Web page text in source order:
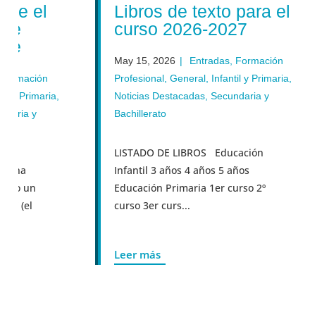
,
Libros de texto para el
curso 2026-2027
May 15, 2026 | Entradas,Formación
Profesional,General ,Infantil y Primaria ,
Noticias Destacadas,Secundaria y
Bachillerato
LISTADO DE LIBROS Educación
Infantil 3 años 4 años 5 años
Educación Primaria 1er curso 2º
curso 3er curs...
Leer más